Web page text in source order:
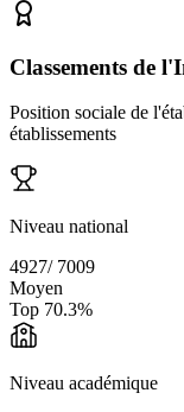
Classements de
Position sociale de
établissements
Niveau national
4927/ 7009
Moyen
Top 70.3%
Niveau académique